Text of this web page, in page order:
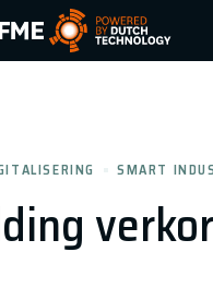
Logo, to the homepage
SMART